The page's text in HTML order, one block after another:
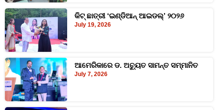
କିଟ୍‍ ଛାତ୍ରୀ ‘ଇଣ୍ଡିଆନ୍ ଆଇଡଲ୍‌’ ୨୦୨୬
July 19, 2026
ଆମେରିକାରେ ଡ. ଅଚ୍ୟୁତ ସାମନ୍ତ ସମ୍ମାନିତ
July 7, 2026